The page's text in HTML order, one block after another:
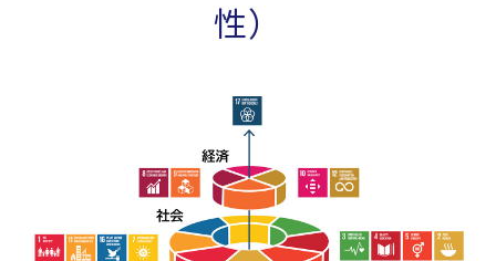
性）